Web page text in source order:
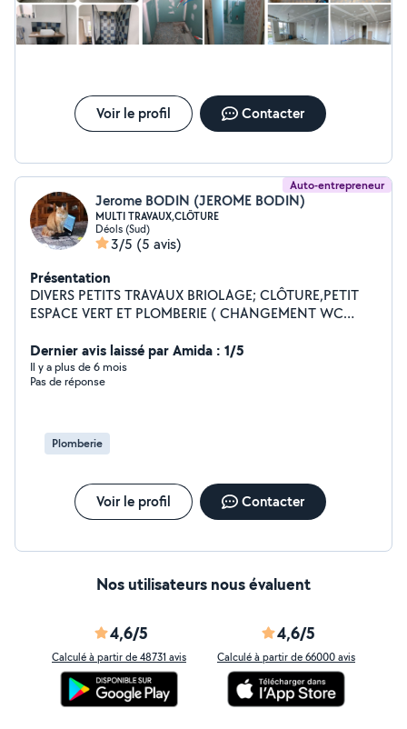
Voir le profil Contacter
Auto-entrepreneur
Jerome BODIN (JEROME BODIN)
MULTI TRAVAUX,CLÔTURE
Déols (Sud)
3/5 (5 avis)
Présentation
DIVERS PETITS TRAVAUX BRIOLAGE; CLÔTURE,PETIT
ESPACE VERT ET PLOMBERIE ( CHANGEMENT WC
FUITE,PEINTURE,TOITURE ET AUTRES
Dernier avis laissé par Amida : 1/5
Il y a plus de 6 mois
Pas de réponse
Plomberie
Voir le profil Contacter
Nos utilisateurs nous évaluent
4,6/5
Calculé à partir de 48731 avis
4,6/5
Calculé à partir de 66000 avis